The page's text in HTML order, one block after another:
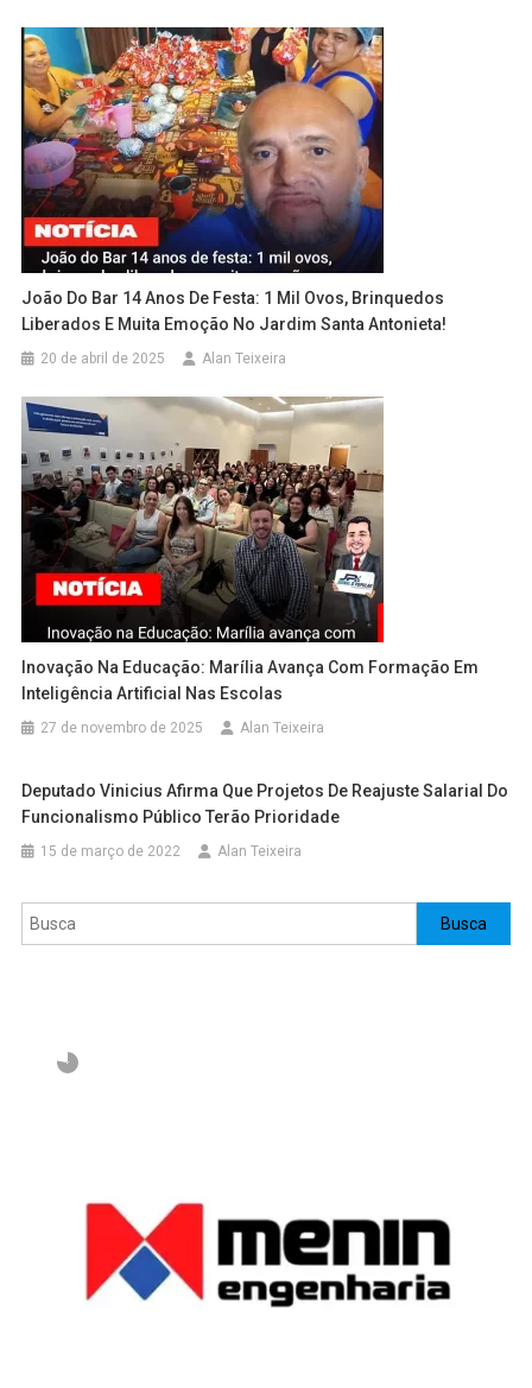
João Do Bar 14 Anos De Festa: 1 Mil Ovos, Brinquedos
Liberados E Muita Emoção No Jardim Santa Antonieta!
20 de abril de 2025 Alan Teixeira
Inovação Na Educação: Marília Avança Com Formação Em
Inteligência Artificial Nas Escolas
27 de novembro de 2025 Alan Teixeira
Deputado Vinicius Afirma Que Projetos De Reajuste Salarial Do
Funcionalismo Público Terão Prioridade
15 de março de 2022 Alan Teixeira
Pesquisar Busca